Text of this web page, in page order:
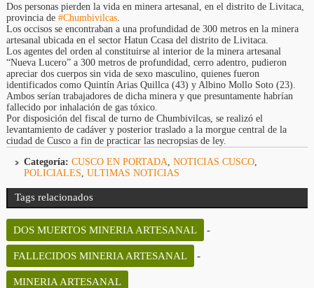
Dos personas pierden la vida en minera artesanal, en el distrito de Livitaca,
provincia de #Chumbivilcas.
Los occisos se encontraban a una profundidad de 300 metros en la minera
artesanal ubicada en el sector Hatun Ccasa del distrito de Livitaca.
Los agentes del orden al constituirse al interior de la minera artesanal
“Nueva Lucero” a 300 metros de profundidad, cerro adentro, pudieron
apreciar dos cuerpos sin vida de sexo masculino, quienes fueron
identificados como Quintín Arias Quillca (43) y Albino Mollo Soto (23).
Ambos serían trabajadores de dicha minera y que presuntamente habrían
fallecido por inhalación de gas tóxico.
Por disposición del fiscal de turno de Chumbivilcas, se realizó el
levantamiento de cadáver y posterior traslado a la morgue central de la
ciudad de Cusco a fin de practicar las necropsias de ley.
Categoría: CUSCO EN PORTADA NOTICIAS CUSCO,
POLICIALES ULTIMAS NOTICIAS
Tags relacionados
DOS MUERTOS MINERIA ARTESANAL -
FALLECIDOS MINERIA ARTESANAL -
MINERIA ARTESANAL